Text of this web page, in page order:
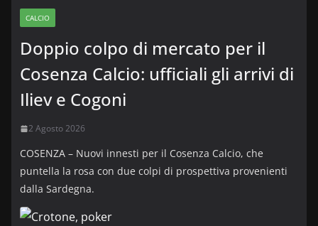
CALCIO
Doppio colpo di mercato per il
Cosenza Calcio: ufficiali gli arrivi di
Iliev e Cogoni
2 Agosto 2026
COSENZA – Nuovi innesti per il Cosenza Calcio, che
puntella la rosa con due colpi di prospettiva provenienti
dalla Sardegna.